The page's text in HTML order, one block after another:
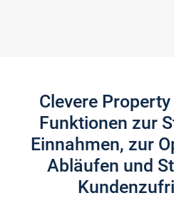
Clevere
Funktionen zur
Einnahmen, zur
Abläufen und